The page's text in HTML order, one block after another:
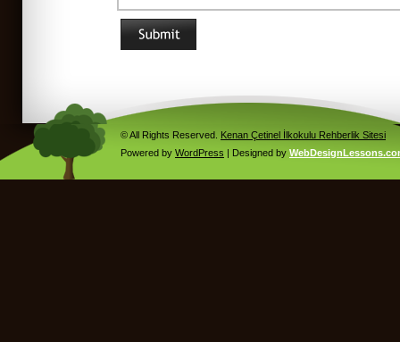
© All Rights Reserved. Kenan Çetinel İlkokulu Rehberlik Sitesi
Powered by WordPress | Designed by